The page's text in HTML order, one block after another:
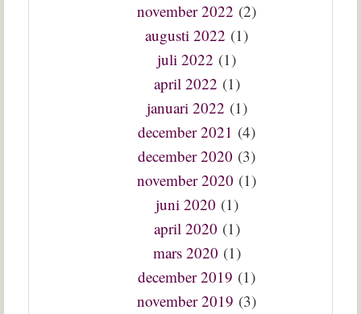
november 2022 (2)
augusti 2022 (1)
juli 2022 (1)
april 2022 (1)
januari 2022 (1)
december 2021 (4)
december 2020 (3)
november 2020 (1)
juni 2020 (1)
april 2020 (1)
mars 2020 (1)
december 2019 (1)
november 2019 (3)